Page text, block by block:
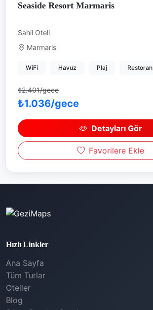
Seaside Resort Marmaris
Sahil Oteli
Marmaris
WiFi Havuz Plaj Restoran
₺2.401/gece
₺1.036/gece
Detayları Gör
Favorilere Ekle
Hızlı Linkler
Ana Sayfa
Tüm Turlar
Oteller
Blog